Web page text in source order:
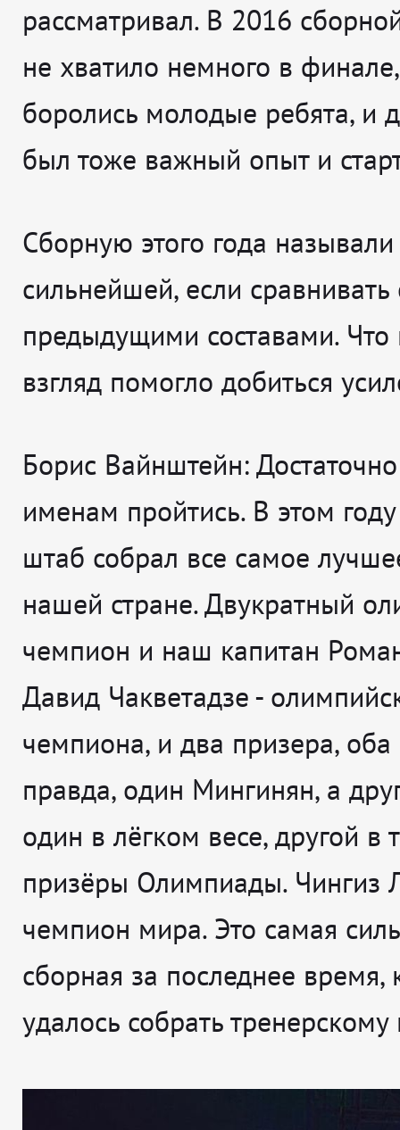
рассматривал. В 2016
не хватило немного в
боролись молодые ребята, и
был тоже важный опыт и
Сборную этого года называли
сильнейшей, если сравнивать
предыдущими составами. Что
взгляд помогло добиться
Борис Вайнштейн:
именам пройтись. В этом
штаб собрал все самое
нашей стране. Двукратный
чемпион и наш капитан
Давид Чакветадзе -
чемпиона, и два призера,
правда, один Мингинян, а
один в лёгком весе, другой в
призёры Олимпиады. Чингиз
чемпион мира. Это самая
сборная за последнее время,
удалось собрать